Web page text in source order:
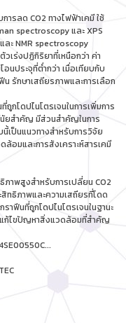
ารลด CO2 ทางไฟฟ้าเคมี ใช้
spectroscopy และ XPS
ะ NMR spectroscopy
เร่งปฏิกิริยาที่เหนือกว่า ค่า
นประจุที่ต่ำกว่า เมื่อเทียบกับ
รักษาเสถียรภาพและการเลือก
กโดปไนโตรเจนในการเพิ่มการ
ยสำคัญ มีส่วนสำคัญในการ
เป็นแนวทางสำหรับการวิจัย
อมและการสังเคราะห์สารเคมี
ภาพสูงสำหรับการเปลี่ยน CO2
ทธิภาพและความเสถียรที่โดด
าฟีนที่ถูกโดปไนโตรเจนในฐานะ
แก้ไขปัญหาสิ่งแวดล้อมที่สำคัญ